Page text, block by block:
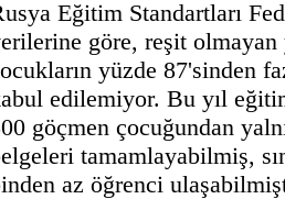
Eğitim Standartları
göre, reşit olmayan
yüzde 87'sinden
edilemiyor. Bu yıl
göçmen çocuğundan
tamamlayabilmiş,
az öğrenci